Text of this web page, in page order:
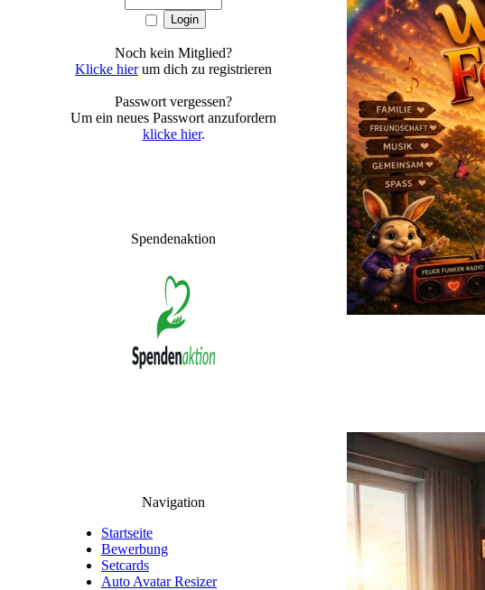
Noch kein Mitglied?
Klicke hierum dich zu registrieren
Passwort vergessen?
Um ein neues Passwort anzufordern
klicke hier.
Spendenaktion
Navigation
Startseite
Bewerbung
Setcards
Auto Avatar Resizer